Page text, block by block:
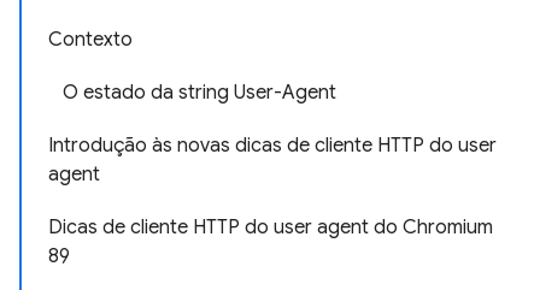
Contexto
O estado da string User-Agent
Introdução às novas dicas de cliente HTTP do user
agent
Dicas de cliente HTTP do user agent do Chromium
89